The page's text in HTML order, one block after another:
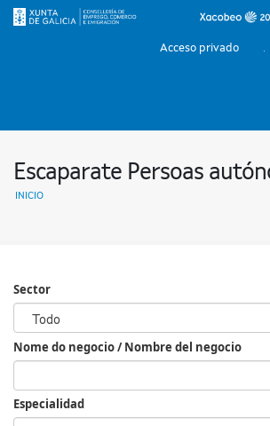
Acceso privado
Escaparate Persoas
INICIO
Sector
Todo
Sector
Nome do negocio / Nombre del negocio
Especialidad